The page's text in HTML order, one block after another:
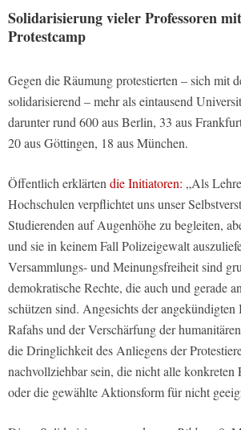
Solidarisierung vieler Professoren
Protestcamp
Gegen die Räumung protestierten – sich mit
solidarisierend – mehr als eintausend
darunter rund 600 aus Berlin, 33 aus
20 aus Göttingen, 18 aus München.
Öffentlich erklärtendie Initiatoren: „Als
Hochschulen verpflichtet uns unser
Studierenden auf Augenhöhe zu begleiten,
und sie in keinem Fall Polizeigewalt
Versammlungs- und Meinungsfreiheit sind
demokratische Rechte, die auch und gerade
schützen sind. Angesichts der
Rafahs und der Verschärfung der
die Dringlichkeit des Anliegens der
nachvollziehbar sein, die nicht alle konkreten
oder die gewählte Aktionsform für nicht